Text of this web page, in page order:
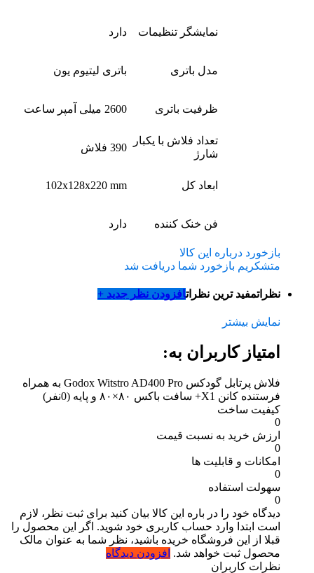
نمایشگر تنظیمات دارد
مدل باتری باتری لیتیوم یون
ظرفیت باتری 2600 میلی آمپر ساعت
تعداد فلاش با یکبار
شارژ
390 فلاش
ابعاد کل 102x128x220 mm
فن خنک کننده دارد
بازخورد درباره این کالا
متشکریم بازخورد شما دریافت شد
نظراتمفید ترین نظراتافزودن نظر جدید +
نمایش بیشتر
امتیاز کاربران به:
فلاش پرتابل گودکس Godox Witstro AD400 Pro به همراه
فرستنده کانن X1+ سافت باکس ۸۰×۸۰ و پایه
(0نفر)
کیفیت ساخت
0
ارزش خرید به نسبت قیمت
0
امکانات و قابلیت ها
0
سهولت استفاده
0
دیدگاه خود را در باره این کالا بیان کنید برای ثبت نظر، لازم
است ابتدا وارد حساب کاربری خود شوید. اگر این محصول را
قبلا از این فروشگاه خریده باشید، نظر شما به عنوان مالک
محصول ثبت خواهد شد. افزودن دیدگاه
نظرات کاربران